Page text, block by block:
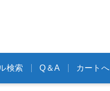
検索 Q＆A カートへ